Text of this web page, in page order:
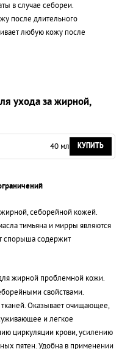
в случае себореи.
после длительного
любую кожу после
ухода за жирной,
40 мл КУПИТЬ
себорейной кожей.
тимьяна и мирры являются
спорыша содержит
жирной проблемной кожи.
свойствами.
Оказывает очищающее,
и легкое
циркуляции крови, усилению
пятен. Удобна в применении